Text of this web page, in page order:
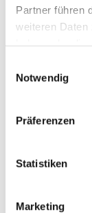
Partner führen
weiteren Daten
Notwendig
Präferenzen
Statistiken
Marketing